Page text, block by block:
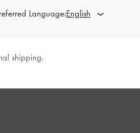
Language:
shipping.